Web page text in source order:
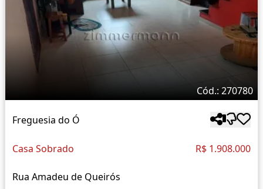
Cód.: 270780
Freguesia do Ó
Casa Sobrado R$ 1.908.000
Rua Amadeu de Queirós